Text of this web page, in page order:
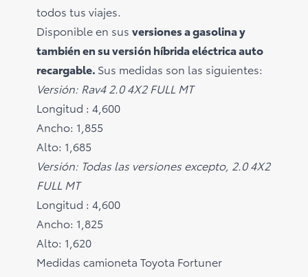
todos tus viajes.
Disponible en sus versiones a gasolina y
también en su versión híbrida eléctrica auto
recargable. Sus medidas son las siguientes:
Versión: Rav4 2.0 4X2 FULL MT
Longitud : 4,600
Ancho: 1,855
Alto: 1,685
Versión: Todas las versiones excepto, 2.0 4X2
FULL MT
Longitud : 4,600
Ancho: 1,825
Alto: 1,620
Medidas camioneta Toyota Fortuner